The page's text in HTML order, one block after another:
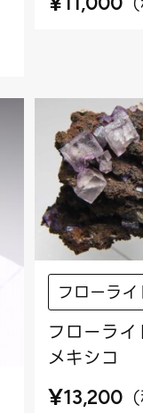
フローラ
フローラ
メキシコ
¥13,200 （